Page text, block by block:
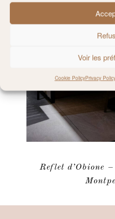
Voir les
Cookie PolicyPrivacy
Reflet d’Obione